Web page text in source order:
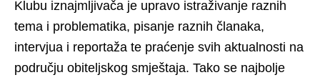
Klubu iznajmljivača je upravo istraživanje raznih
tema i problematika, pisanje raznih članaka,
intervjua i reportaža te praćenje svih aktualnosti na
području obiteljskog smještaja. Tako se najbolje